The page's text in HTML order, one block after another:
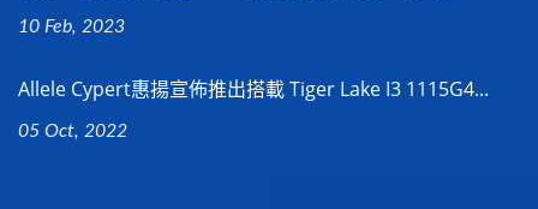
10 Feb, 2023
Allele Cypert惠揚宣佈推出搭載 Tiger Lake I3 1115G4...
05 Oct, 2022